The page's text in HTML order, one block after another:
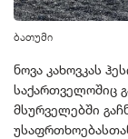
ბათუმი
ნოვა კახოვკას
საქართველოშიც
მსურველებში